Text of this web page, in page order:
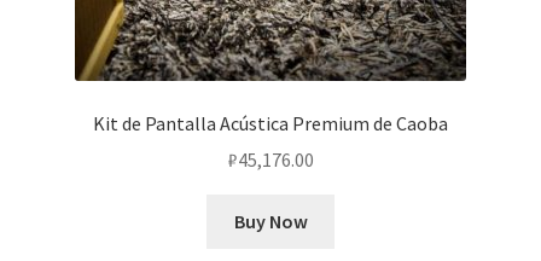
Kit de Pantalla Acústica Premium de Caoba
₽45,176.00
Buy Now